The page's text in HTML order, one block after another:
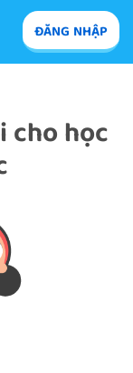
ĐĂNG NHẬP
cho học